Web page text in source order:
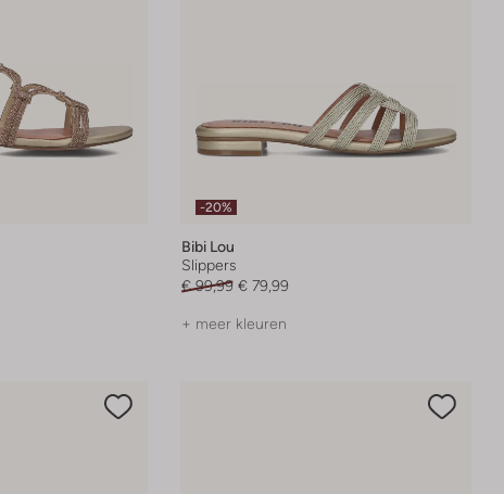
-20%
Bibi Lou
Slippers
€ 99,99 € 79,99
+ meer kleuren